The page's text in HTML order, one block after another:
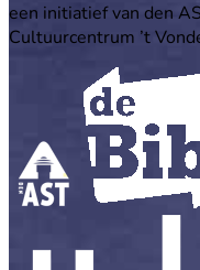
een initiatief van den
Cultuurcentrum ’t